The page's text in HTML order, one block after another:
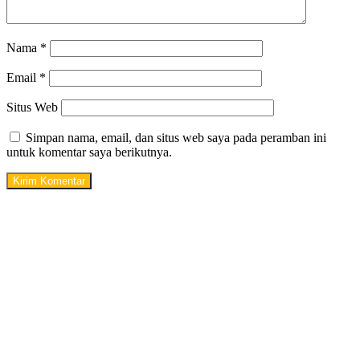
Nama *
Email *
Situs Web
Simpan nama, email, dan situs web saya pada peramban ini
untuk komentar saya berikutnya.